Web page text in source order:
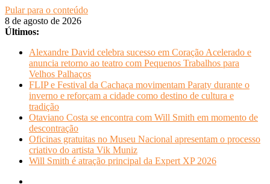
Pular para o conteúdo
8 de agosto de 2026
Últimos:
Alexandre David celebra sucesso em Coração Acelerado e
anuncia retorno ao teatro com Pequenos Trabalhos para
Velhos Palhaços
FLIP e Festival da Cachaça movimentam Paraty durante o
inverno e reforçam a cidade como destino de cultura e
tradição
Otaviano Costa se encontra com Will Smith em momento de
descontração
Oficinas gratuitas no Museu Nacional apresentam o processo
criativo do artista Vik Muniz
Will Smith é atração principal da Expert XP 2026